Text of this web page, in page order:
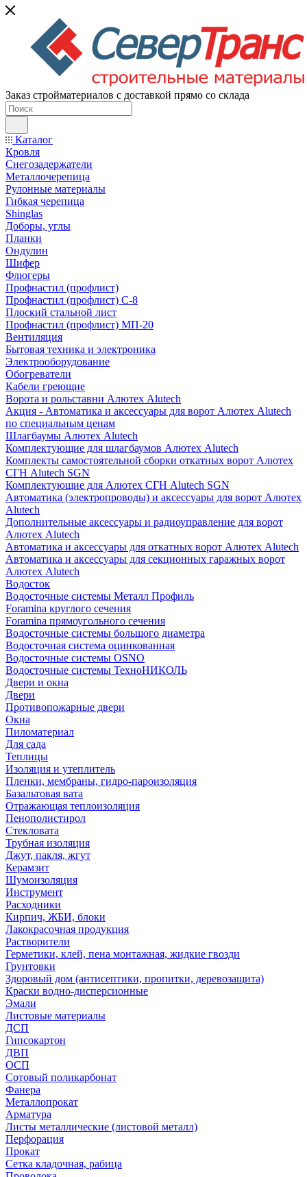
Заказ стройматериалов с доставкой прямо со склада
Каталог
Кровля
Снегозадержатели
Металлочерепица
Рулонные материалы
Гибкая черепица
Shinglas
Доборы, углы
Планки
Ондулин
Шифер
Флюгеры
Профнастил (профлист)
Профнастил (профлист) С-8
Плоский стальной лист
Профнастил (профлист) МП-20
Вентиляция
Бытовая техника и электроника
Электрооборудование
Обогреватели
Кабели греющие
Ворота и рольставни Алютех Alutech
Акция - Автоматика и аксессуары для ворот Алютех Alutech
по специальным ценам
Шлагбаумы Алютех Alutech
Комплектующие для шлагбаумов Алютех Alutech
Комплекты самостоятельной сборки откатных ворот Алютех
СГН Alutech SGN
Комплектующие для Алютех СГН Alutech SGN
Автоматика (электропроводы) и аксессуары для ворот Алютех
Alutech
Дополнительные аксессуары и радиоуправление для ворот
Алютех Alutech
Автоматика и аксессуары для откатных ворот Алютех Alutech
Автоматика и аксессуары для секционных гаражных ворот
Алютех Alutech
Водосток
Водосточные системы Металл Профиль
Foramina круглого сечения
Foramina прямоугольного сечения
Водосточные системы большого диаметра
Водосточная система оцинкованная
Водосточные системы OSNO
Водосточные системы ТехноНИКОЛЬ
Двери и окна
Двери
Противопожарные двери
Окна
Пиломатериал
Для сада
Теплицы
Изоляция и утеплитель
Пленки, мембраны, гидро-пароизоляция
Базальтовая вата
Отражающая теплоизоляция
Пенополистирол
Стекловата
Трубная изоляция
Джут, пакля, жгут
Керамзит
Шумоизоляция
Инструмент
Расходники
Кирпич, ЖБИ, блоки
Лакокрасочная продукция
Растворители
Герметики, клей, пена монтажная, жидкие гвозди
Грунтовки
Здоровый дом (антисептики, пропитки, деревозащита)
Краски водно-дисперсионные
Эмали
Листовые материалы
ДСП
Гипсокартон
ДВП
ОСП
Сотовый поликарбонат
Фанера
Металлопрокат
Арматура
Листы металлические (листовой металл)
Перфорация
Прокат
Сетка кладочная, рабица